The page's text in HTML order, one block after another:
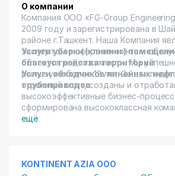
О компании
Компания ООО «FG-Group
2009 году и зарегистрирована в
районе г.Ташкент. Наша Компания
экспертом в сфере клининга и
объектов недвижимости. Мы
рынке уже более 12 лет. За эти годы
огромный опыт, созданы и
высокоэффективные бизнес-
сформирована высококлассная
трудиться над поставленной
-проектирование, монтаж, пуско-
Услуги уборки (клининг)
благоустройства территорий
Услуги обходчиков линейных
трубопроводов
ещё
KONTINENT AZIA ООО